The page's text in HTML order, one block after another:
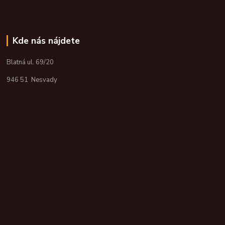
Kde nás nájdete
Blatná ul. 69/20
946 51 Nesvady